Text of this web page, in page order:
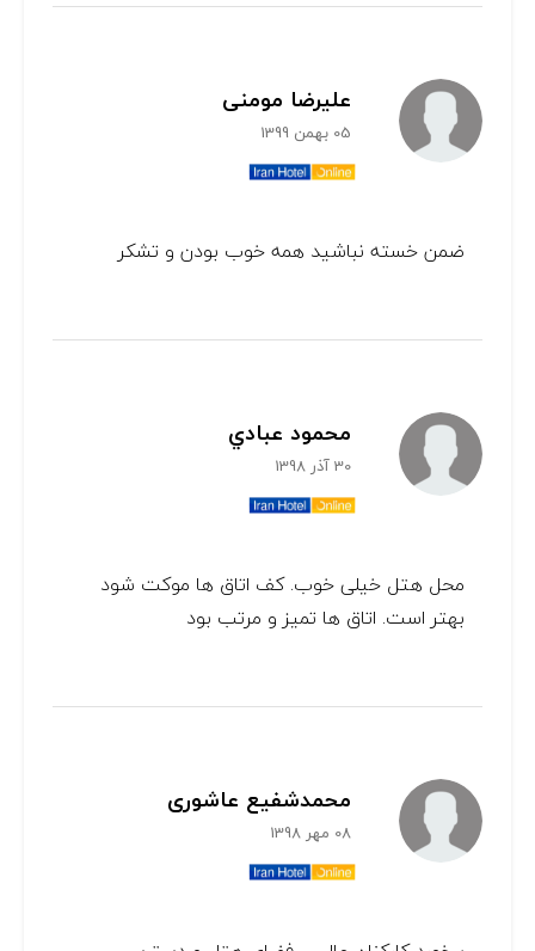
علیرضا مومنی
05 بهمن 1399
ضمن خسته نباشید همه خوب بودن و تشکر
محمود عبادي
30 آذر 1398
محل هتل خیلی خوب. کف اتاق ها موکت شود
بهتر است. اتاق ها تمیز و مرتب بود
محمدشفیع عاشوری
08 مهر 1398